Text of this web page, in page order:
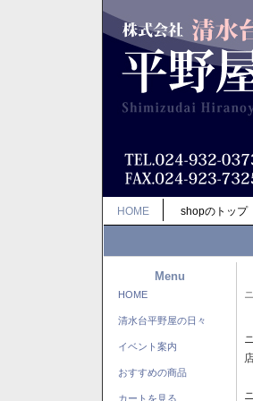
HOME shopのトップ
Menu
HOME
清水台平野屋の日々
イベント案内
おすすめの商品
カートを見る